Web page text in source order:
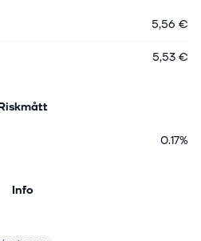
5,56 €
5,53 €
0.17%
Info